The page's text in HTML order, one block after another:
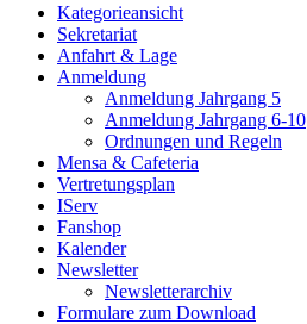
Kategorieansicht
Sekretariat
Anfahrt & Lage
Anmeldung
Anmeldung Jahrgang 5
Anmeldung Jahrgang 6-10
Ordnungen und Regeln
Mensa & Cafeteria
Vertretungsplan
IServ
Fanshop
Kalender
Newsletter
Newsletterarchiv
Formulare zum Download